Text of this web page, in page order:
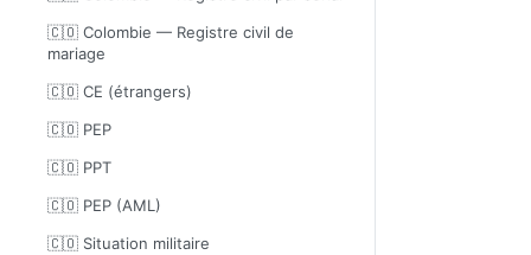
🇨🇴 Colombie — Registre civil de
mariage
🇨🇴 CE (étrangers)
🇨🇴 PEP
🇨🇴 PPT
🇨🇴 PEP (AML)
🇨🇴 Situation militaire